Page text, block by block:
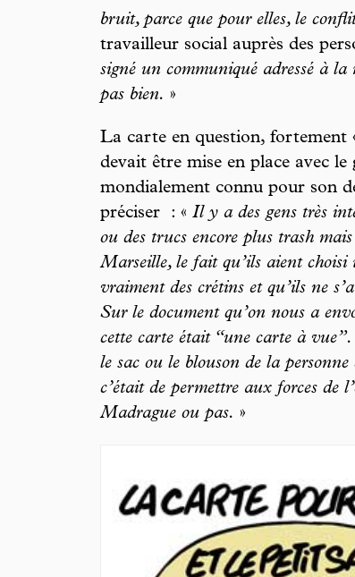
bruit, parce que pour elles, le
travailleur social auprès des
signé un communiqué adressé à
pas bien. »
La carte en question, fortement
devait être mise en place avec
mondialement connu pour son
préciser : « Il y a des gens très
ou des trucs encore plus trash
Marseille, le fait qu’ils aient
vraiment des crétins et qu’ils ne
Sur le document qu’on nous a
cette carte était “une carte à vue”.
le sac ou le blouson de la
c’était de permettre aux forces de
Madrague ou pas. »